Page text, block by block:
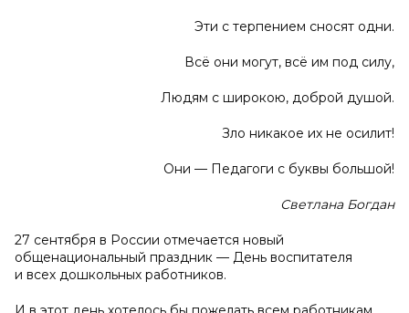
Эти с терпением сносят одни.
Всё они могут, всё им под силу,
Людям с широкою, доброй душой.
Зло никакое их не осилит!
Они — Педагоги с буквы большой!
Светлана Богдан
27 сентября в России отмечается новый
общенациональный праздник — День воспитателя
и всех дошкольных работников.